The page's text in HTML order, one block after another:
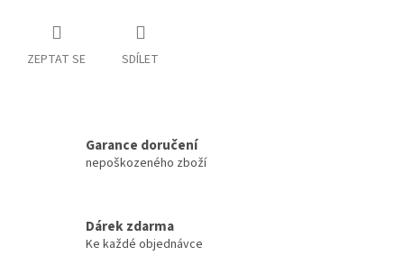
ZEPTAT SE SDÍLET
Garance doručení
nepoškozeného zboží
Dárek zdarma
Ke každé objednávce